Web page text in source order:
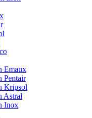
Emaux
Pentair
Kripsol
Astral
Inox